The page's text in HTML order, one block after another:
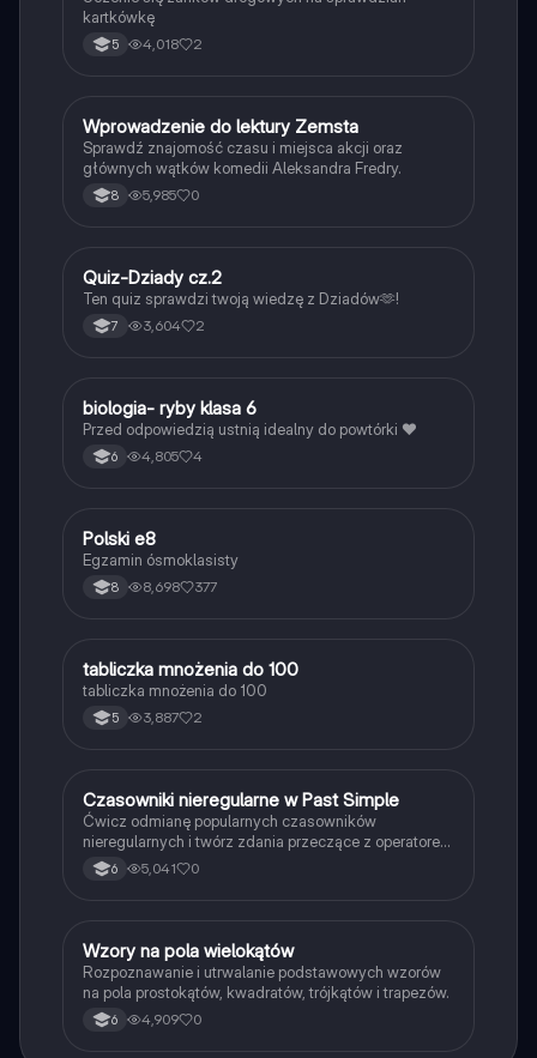
kartkówkę
5 4,018 2
WJęzyk polski
Wprowadzenie do lektury Zemsta
Sprawdź znajomość czasu i miejsca akcji oraz
głównych wątków komedii Aleksandra Fredry.
8 5,985 0
QJęzyk polski
Quiz-Dziady cz.2
Ten quiz sprawdzi twoją wiedzę z Dziadów🫶!
7 3,604 2
BBiologia
biologia- ryby klasa 6
Przed odpowiedzią ustnią idealny do powtórki ❤️
6 4,805 4
Język polski
Polski e8
Egzamin ósmoklasisty
8 8,698 377
TMatematyka
tabliczka mnożenia do 100
tabliczka mnożenia do 100
5 3,887 2
CJęzyk angielski
Czasowniki nieregularne w Past Simple
Ćwicz odmianę popularnych czasowników
nieregularnych i twórz zdania przeczące z operatorem
didn't w czasie Past Simple.
6 5,041 0
WMatematyka
Wzory na pola wielokątów
Rozpoznawanie i utrwalanie podstawowych wzorów
na pola prostokątów, kwadratów, trójkątów i trapezów.
6 4,909 0